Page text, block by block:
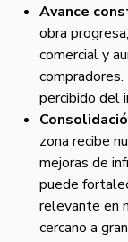
Avance
obra
comercial y
percibido del
zona recibe
mejoras de
puede
relevante en
cercano a